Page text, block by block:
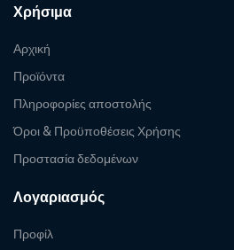
Χρήσιμα
Αρχική
Προϊόντα
Πληροφορίες αποστολής
Όροι & Προϋποθέσεις Χρήσης
Προστασία δεδομένων
Λογαριασμός
Προφίλ